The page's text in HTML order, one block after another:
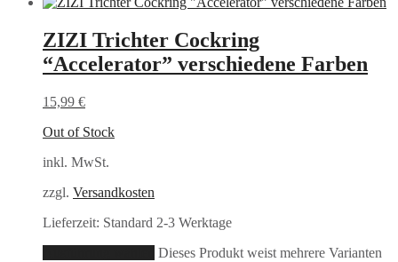
ZIZI Trichter Cockring
“Accelerator” verschiedene Farben
15,99 €
Out of Stock
inkl. MwSt.
zzgl. Versandkosten
Lieferzeit: Standard 2-3 Werktage
Dieses Produkt weist mehrere Varianten